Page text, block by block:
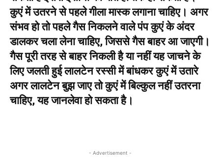
कुएं में उतरने से पहले गीला मास्क लगाना चाहिए। अगर
संभव हो तो पहले गैस निकलने वाले पंप कुएं के अंदर
डालकर चला लेना चाहिए, जिससे गैस बाहर आ जाएगी।
गैस पूरी तरह से बाहर निकली है या नहीं यह जाचने के
लिए जलती हुई लालटेन रस्सी में बांधकर कुएं में उतारे
अगर लालटेन बुझ जाए तो कुएं में बिल्कुल नहीं उतरना
चाहिए, यह जानलेवा हो सकता है।
- Advertisement -